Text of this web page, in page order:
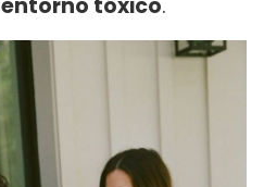
entorno tóxico.